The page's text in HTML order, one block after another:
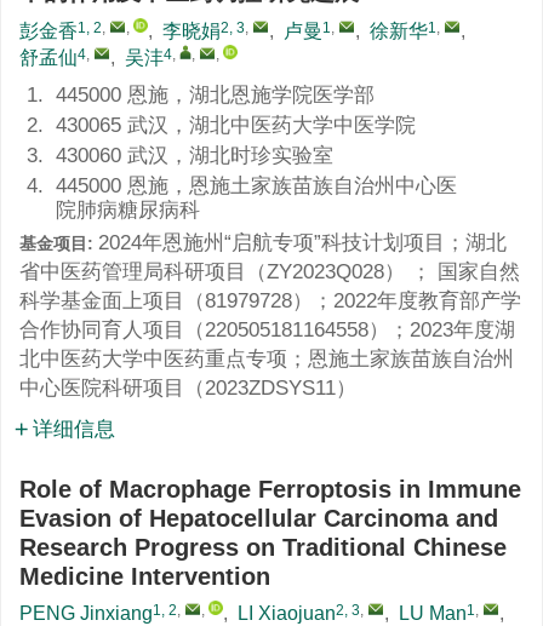
彭金香1, 2, , , 李晓娟2, 3, , 卢曼 1, , 徐新华1,
,
舒孟仙4, , 吴沣4, , ,
1. 445000 恩施，湖北恩施学院医学部
2. 430065 武汉，湖北中医药大学中医学院
3. 430060 武汉，湖北时珍实验室
4. 445000 恩施，恩施土家族苗族自治州中心医
院肺病糖尿病科
基金项目: 2024年恩施州“启航专项”科技计划项目；湖北
省中医药管理局科研项目（ZY2023Q028） ； 国家自然
科学基金面上项目（81979728）；2022年度教育部产学
合作协同育人项目（220505181164558）；2023年度湖
北中医药大学中医药重点专项；恩施土家族苗族自治州
中心医院科研项目（2023ZDSYS11）
详细信息
Role of Macrophage Ferroptosis in Immune
Evasion of Hepatocellular Carcinoma and
Research Progress on Traditional Chinese
Medicine Intervention
PENG Jinxiang1, 2, , , LI Xiaojuan2, 3, , LU Man1,
,